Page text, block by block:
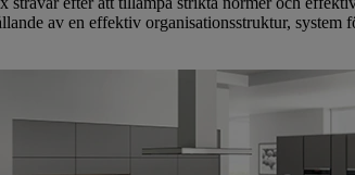
av en effektiv organisationsstruktur,